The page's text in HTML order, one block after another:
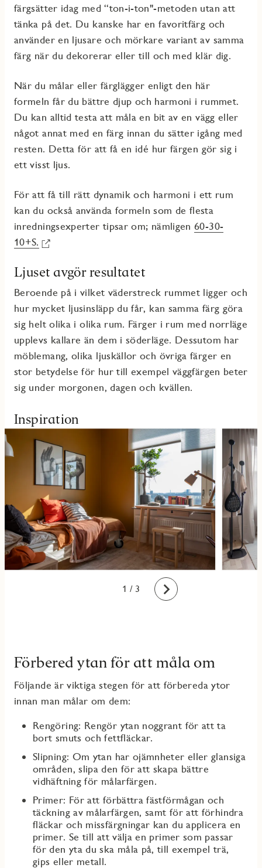
färgsätter idag med“ton-i-ton"-metoden utan att
tänka på det. Du kanske har en favoritfärg och
använderen ljusare och mörkare variant av samma
färg när du dekorerar eller till och med klär dig.
När du målar eller färglägger enligt den här
formeln får du bättre djup och harmoni i rummet.
Du kan alltid testa att måla en bit av en vägg eller
något annat med en färg innan du sätter igång med
resten. Detta för att få en idé hur färgen gör sig i
ett visst ljus.
För att få till rätt dynamik och harmoni i ett rum
kan du också använda formeln som de flesta
inredningsexperter tipsar om; nämligen60-30-
10+S.
Ljuset avgör resultatet
Beroende på i vilket väderstreck rummet ligger och
hur mycket ljusinsläpp du får, kan samma färg göra
sig helt olika i olika rum. Färger i rum med norrläge
upplevs kallare än dem i söderläge. Dessutom har
möblemang, olika ljuskällor och övriga färger en
stor betydelse för hur till exempel väggfärgen beter
sig under morgonen, dagen och kvällen.
Inspiration
1
2
3 / 3 Framåt
Förbered ytan för att måla om
Följande är viktiga stegen för att förbereda ytor
innan man målar om dem:
Rengöring: Rengör ytan noggrant för att ta
bort smuts och fettfläckar.
Slipning: Om ytan har ojämnheter eller glansiga
områden, slipa den för att skapa bättre
vidhäftning för målarfärgen.
Primer: För att förbättra fästförmågan och
täckning av målarfärgen, samt för att förhindra
fläckar och missfärgningar kan du applicera en
primer. Se till att välja en primer som passar
för den yta du ska måla på, till exempel trä,
gips eller metall.